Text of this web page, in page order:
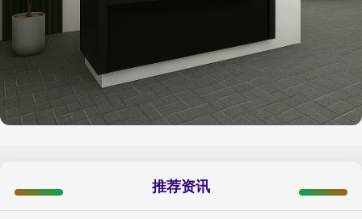
推荐资讯